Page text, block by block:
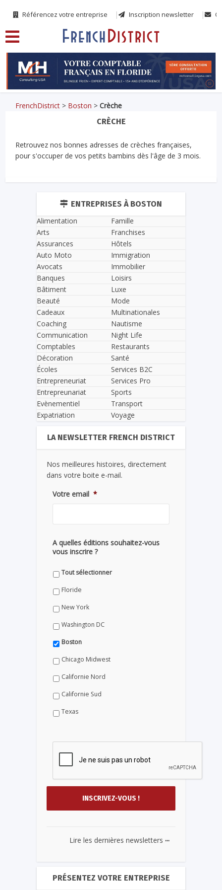
Référencez votre entreprise Inscription newsletter
FrenchDistrict > Boston >Crèche
CRÈCHE
Retrouvez nos bonnes adresses de crèches françaises,
pour s'occuper de vos petits bambins dès l'âge de 3 mois.
ENTREPRISES À BOSTON
Alimentation
Arts
Assurances
Auto Moto
Avocats
Banques
Bâtiment
Beauté
Cadeaux
Coaching
Communication
Comptables
Décoration
Écoles
Entrepreneuriat
Entrepreunariat
Evènementiel
Expatriation
Famille
Franchises
Hôtels
Immigration
Immobilier
Loisirs
Luxe
Mode
Multinationales
Nautisme
Night Life
Restaurants
Santé
Services B2C
Services Pro
Sports
Transport
Voyage
LA NEWSLETTER FRENCH DISTRICT
Nos meilleures histoires, directement
dans votre boite e-mail.
Votre email *
A quelles éditions souhaitez-vous
vous inscrire ?
Tout sélectionner
Floride
New York
Washington DC
Boston
Chicago Midwest
Californie Nord
Californie Sud
Texas
Lire les dernières newsletters ...
PRÉSENTEZ VOTRE ENTREPRISE